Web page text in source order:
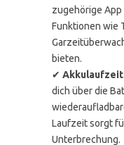
zugehörige
Funktionen wie
bieten.
✔
dich über die
Laufzeit sorgt
Unterbrechung.